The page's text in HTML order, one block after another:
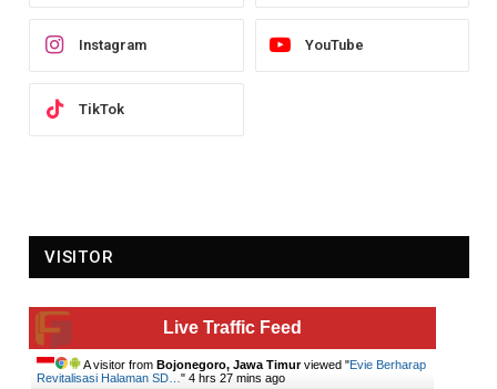
Instagram YouTube
TikTok
VISITOR
Live Traffic Feed
A visitor from Bojonegoro, Jawa Timurviewed "Evie Berharap
Revitalisasi Halaman SD… " 4 hrs 27 mins ago